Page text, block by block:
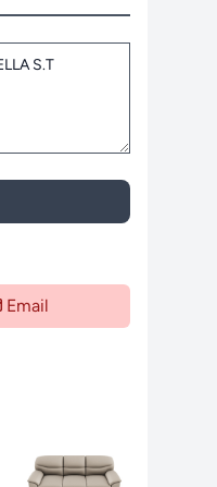
Email